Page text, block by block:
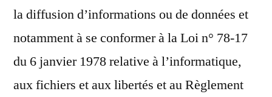
la diffusion d’informations ou de données et
notamment à se conformer à la Loi n° 78-17
du 6 janvier 1978 relative à l’informatique,
aux fichiers et aux libertés et au Règlement